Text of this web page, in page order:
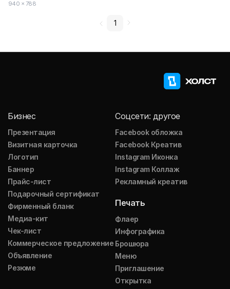
940 × 788
1
Бизнес
Презентация
Визитная карточка
Логотип
Баннер
Прайс-лист
Подарочный сертификат
Фирменный бланк
Медиа-кит
Чек-лист
Коммерческое предложение
Объявление
Резюме
Соцсети: другое
Facebook обложка
Facebook Креатив
Instagram Иконка
Instagram Коллаж
Рекламный креатив
Печать
Флаер
Инфографика
Брошюра
Меню
Приглашение
Открытка